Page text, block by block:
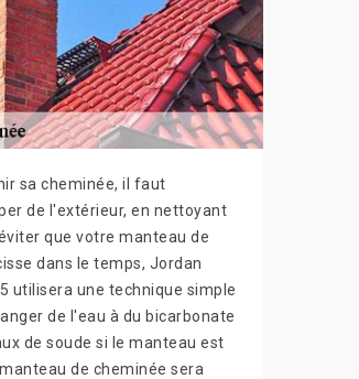
sa cheminée, il faut
de l'extérieur, en nettoyant
que votre manteau de
dans le temps, Jordan
utilisera une technique simple
de l'eau à du bicarbonate
de soude si le manteau est
de cheminée sera